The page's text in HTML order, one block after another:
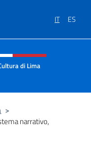
IT ES
e menù
di Lima
>
narrativo,